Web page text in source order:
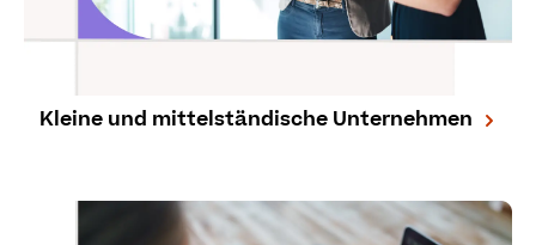
Kleine und mittelständische Unternehmen